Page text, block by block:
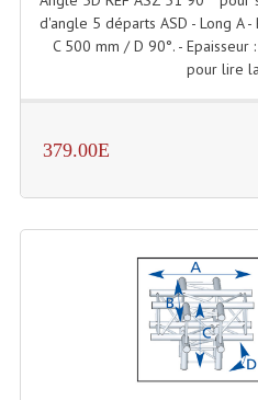
PLAN ACCES,
d'angle 5 départs ASD - Long A
C 500 mm / D 90°. - Epaisseur
pour lire
379.00E